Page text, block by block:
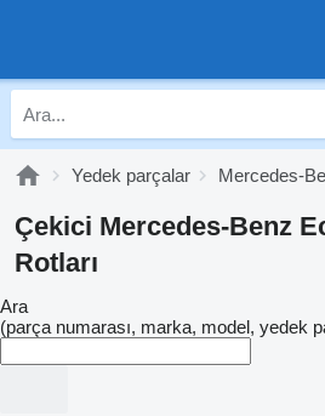
Yedek parçalar Mercedes-
Çekici Mercedes-Benz
Rotları
Ara
(parça numarası, marka, model, yedek